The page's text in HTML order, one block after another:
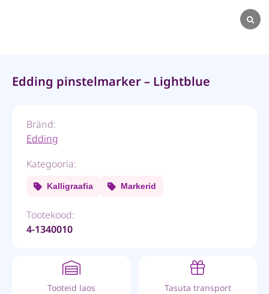
Edding pinstelmarker – Lightblue
Bränd:
Edding
Kategooria:
Kalligraafia Markerid
Tootekood:
4-1340010
Tooteid laos Tasuta transport